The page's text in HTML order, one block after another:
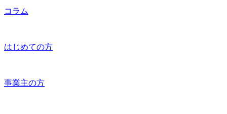
コラム
はじめての方
事業主の方